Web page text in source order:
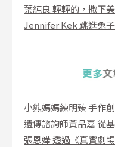
葉純良 輕輕的，撒下
Jennifer Kek 跳進兔
小熊媽媽練明臻 手作
遺傳諮詢師黃品嘉 從
張恩嬅 透過《真實劇